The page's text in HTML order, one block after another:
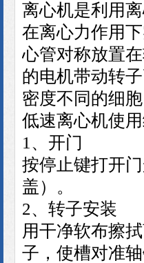
离心机是利用
在离心力作用
心管对称放置
的电机带动转
密度不同的细
低速离心机使
1、开门
按停止键打开
盖）。
2、转子安装
用干净软布擦
子，使槽对准